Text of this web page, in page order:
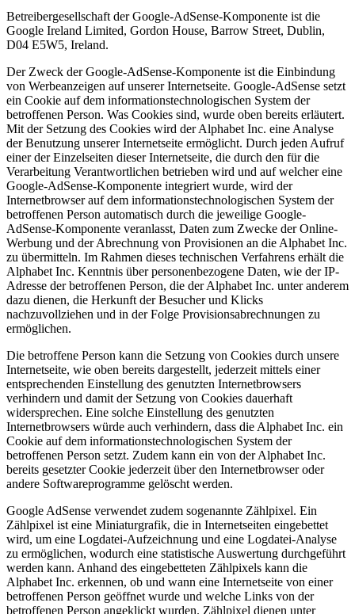
Betreibergesellschaft der Google-AdSense-Komponente ist die
Google Ireland Limited, Gordon House, Barrow Street, Dublin,
D04 E5W5, Ireland.
Der Zweck der Google-AdSense-Komponente ist die Einbindung
von Werbeanzeigen auf unserer Internetseite. Google-AdSense setzt
ein Cookie auf dem informationstechnologischen System der
betroffenen Person. Was Cookies sind, wurde oben bereits erläutert.
Mit der Setzung des Cookies wird der Alphabet Inc. eine Analyse
der Benutzung unserer Internetseite ermöglicht. Durch jeden Aufruf
einer der Einzelseiten dieser Internetseite, die durch den für die
Verarbeitung Verantwortlichen betrieben wird und auf welcher eine
Google-AdSense-Komponente integriert wurde, wird der
Internetbrowser auf dem informationstechnologischen System der
betroffenen Person automatisch durch die jeweilige Google-
AdSense-Komponente veranlasst, Daten zum Zwecke der Online-
Werbung und der Abrechnung von Provisionen an die Alphabet Inc.
zu übermitteln. Im Rahmen dieses technischen Verfahrens erhält die
Alphabet Inc. Kenntnis über personenbezogene Daten, wie der IP-
Adresse der betroffenen Person, die der Alphabet Inc. unter anderem
dazu dienen, die Herkunft der Besucher und Klicks
nachzuvollziehen und in der Folge Provisionsabrechnungen zu
ermöglichen.
Die betroffene Person kann die Setzung von Cookies durch unsere
Internetseite, wie oben bereits dargestellt, jederzeit mittels einer
entsprechenden Einstellung des genutzten Internetbrowsers
verhindern und damit der Setzung von Cookies dauerhaft
widersprechen. Eine solche Einstellung des genutzten
Internetbrowsers würde auch verhindern, dass die Alphabet Inc. ein
Cookie auf dem informationstechnologischen System der
betroffenen Person setzt. Zudem kann ein von der Alphabet Inc.
bereits gesetzter Cookie jederzeit über den Internetbrowser oder
andere Softwareprogramme gelöscht werden.
Google AdSense verwendet zudem sogenannte Zählpixel. Ein
Zählpixel ist eine Miniaturgrafik, die in Internetseiten eingebettet
wird, um eine Logdatei-Aufzeichnung und eine Logdatei-Analyse
zu ermöglichen, wodurch eine statistische Auswertung durchgeführt
werden kann. Anhand des eingebetteten Zählpixels kann die
Alphabet Inc. erkennen, ob und wann eine Internetseite von einer
betroffenen Person geöffnet wurde und welche Links von der
betroffenen Person angeklickt wurden. Zählpixel dienen unter